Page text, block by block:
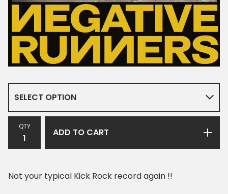
QTY
ADD TO CART
Not your typical Kick Rock record again !!